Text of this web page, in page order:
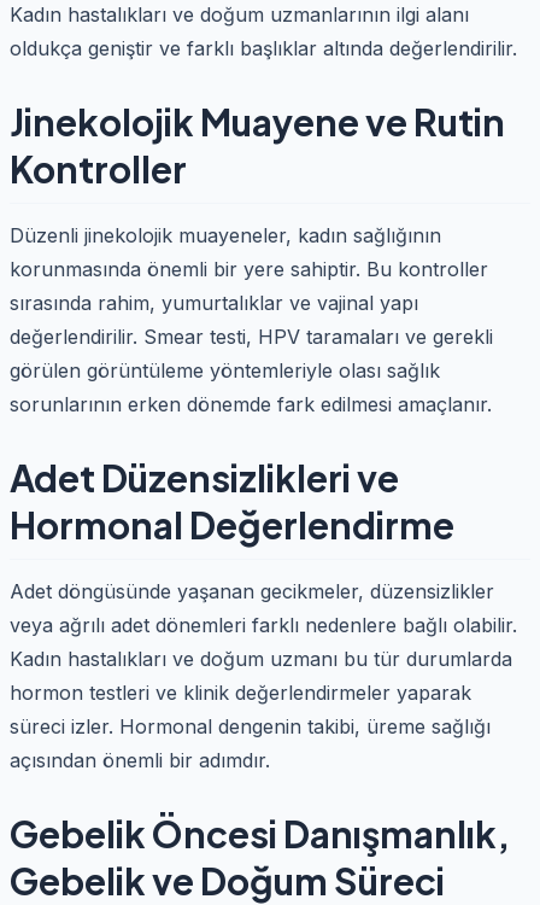
Kadın hastalıkları ve doğum uzmanlarının ilgi alanı
oldukça geniştir ve farklı başlıklar altında değerlendirilir.
Jinekolojik Muayene ve Rutin
Kontroller
Düzenli jinekolojik muayeneler, kadın sağlığının
korunmasında önemli bir yere sahiptir. Bu kontroller
sırasında rahim, yumurtalıklar ve vajinal yapı
değerlendirilir. Smear testi, HPV taramaları ve gerekli
görülen görüntüleme yöntemleriyle olası sağlık
sorunlarının erken dönemde fark edilmesi amaçlanır.
Adet Düzensizlikleri ve
Hormonal Değerlendirme
Adet döngüsünde yaşanan gecikmeler, düzensizlikler
veya ağrılı adet dönemleri farklı nedenlere bağlı olabilir.
Kadın hastalıkları ve doğum uzmanı bu tür durumlarda
hormon testleri ve klinik değerlendirmeler yaparak
süreci izler. Hormonal dengenin takibi, üreme sağlığı
açısından önemli bir adımdır.
Gebelik Öncesi Danışmanlık,
Gebelik ve Doğum Süreci